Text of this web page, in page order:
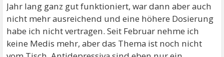
Jahr lang ganz gut funktioniert, war dann aber auch
nicht mehr ausreichend und eine höhere Dosierung
habe ich nicht vertragen. Seit Februar nehme ich
keine Medis mehr, aber das Thema ist noch nicht